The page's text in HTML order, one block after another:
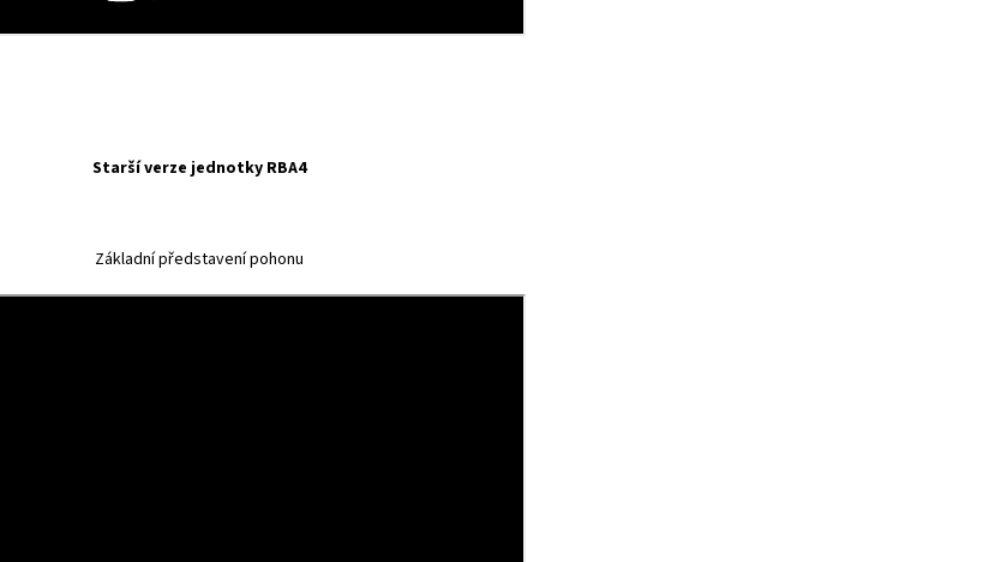
Starší verze jednotky RBA4
Základní představení pohonu